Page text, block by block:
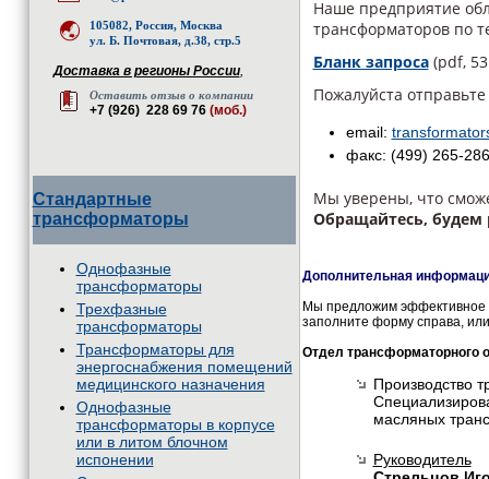
105082, Россия, Москва
ул. Б. Почтовая, д.38, стр.5
Доставка в регионы России,
Оставить отзыв о компании
+7 (926) 228 69 76 (моб.)
Стандартные
трансформаторы
Однофазные
трансформаторы
Трехфазные
трансформаторы
Трансформаторы для
энергоснабжения помещений
медицинского назначения
Однофазные
трансформаторы в корпусе
или в литом блочном
испонении
Наше предприятие
трансформаторов по
Бланк запроса(pdf,
Пожалуйста
email:
факс: (499) 265-
Мы уверены, что
Обращайтесь, будем
Дополнительная
Мы предложим эффективное
заполните форму справа,
Отдел трансформаторного
Производство
масляных
Руководитель